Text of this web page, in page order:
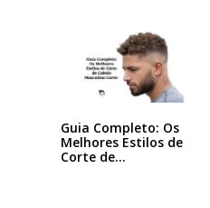
Guia Completo: Os
Melhores Estilos de
Corte de…